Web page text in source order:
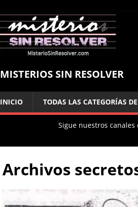
MISTERIOS SIN RESOLVER
INICIO TODAS LAS CATEGORÍAS
Sigue nuestros
Archivos